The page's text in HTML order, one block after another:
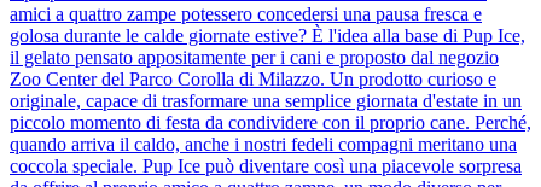
amici a quattro zampe potessero concedersi una pausa fresca e
golosa durante le calde giornate estive? È l'idea alla base di Pup Ice,
il gelato pensato appositamente per i cani e proposto dal negozio
Zoo Center del Parco Corolla di Milazzo. Un prodotto curioso e
originale, capace di trasformare una semplice giornata d'estate in un
piccolo momento di festa da condividere con il proprio cane. Perché,
quando arriva il caldo, anche i nostri fedeli compagni meritano una
coccola speciale. Pup Ice può diventare così una piacevole sorpresa